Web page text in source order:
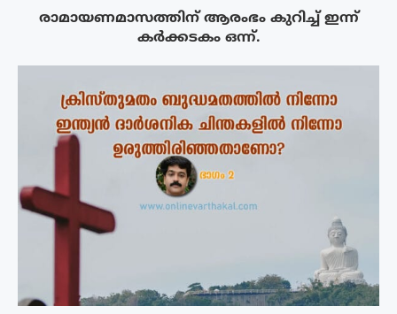
രാമായണമാസത്തിന് ആരംഭം കുറിച്ച് ഇന്ന്
കർക്കടകം ഒന്ന്.